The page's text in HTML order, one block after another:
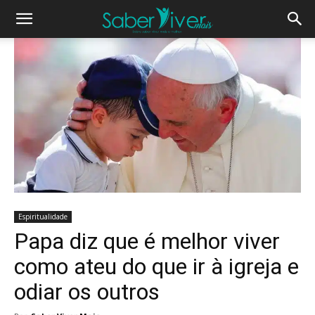
Espiritualidade
Papa diz que é melhor viver
como ateu do que ir à igreja e
odiar os outros